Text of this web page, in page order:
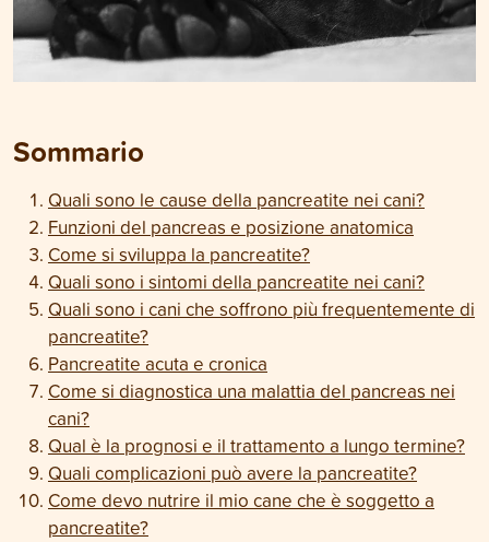
Sommario
Quali sono le cause della pancreatite nei cani?
Funzioni del pancreas e posizione anatomica
Come si sviluppa la pancreatite?
Quali sono i sintomi della pancreatite nei cani?
Quali sono i cani che soffrono più frequentemente di
pancreatite?
Pancreatite acuta e cronica
Come si diagnostica una malattia del pancreas nei
cani?
Qual è la prognosi e il trattamento a lungo termine?
Quali complicazioni può avere la pancreatite?
Come devo nutrire il mio cane che è soggetto a
pancreatite?